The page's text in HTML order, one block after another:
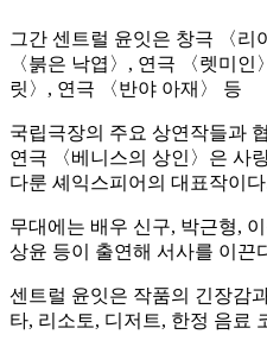
그간 센트럴 윤잇은 창극 〈리
〈붉은 낙엽〉, 연극 〈렛미
릿〉, 연극 〈반야 아재〉 등
국립극장의 주요 상연작들과
연극 〈베니스의 상인〉은 사
다룬 셰익스피어의 대표작이
무대에는 배우 신구, 박근형,
상윤 등이 출연해 서사를 이끈
센트럴 윤잇은 작품의 긴장감
타, 리소토, 디저트, 한정 음료